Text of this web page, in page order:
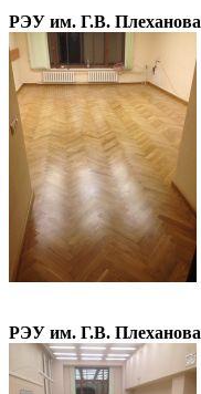
РЭУ им. Г.В. Плеханова
РЭУ им. Г.В. Плеханова